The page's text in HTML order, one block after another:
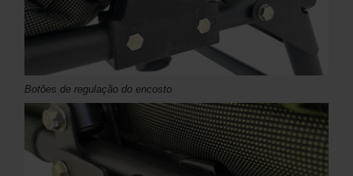
Botões de regulação do encosto